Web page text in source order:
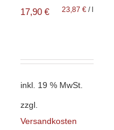
17,90 € 23,87€ /l
inkl. 19 % MwSt.
zzgl.
Versandkosten